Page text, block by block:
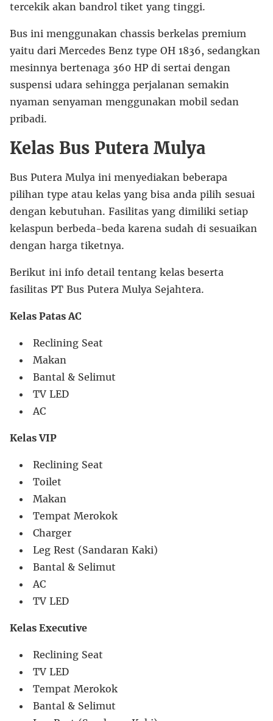
tercekik akan bandrol tiket yang tinggi.
Bus ini menggunakan chassis berkelas premium
yaitu dari Mercedes Benz type OH 1836, sedangkan
mesinnya bertenaga 360 HP di sertai dengan
suspensi udara sehingga perjalanan semakin
nyaman senyaman menggunakan mobil sedan
pribadi.
Kelas Bus Putera Mulya
Bus Putera Mulya ini menyediakan beberapa
pilihan type atau kelas yang bisa anda pilih sesuai
dengan kebutuhan. Fasilitas yang dimiliki setiap
kelaspun berbeda-beda karena sudah di sesuaikan
dengan harga tiketnya.
Berikut ini info detail tentang kelas beserta
fasilitas PT Bus Putera Mulya Sejahtera.
Kelas Patas AC
Reclining Seat
Makan
Bantal & Selimut
TV LED
AC
Kelas VIP
Reclining Seat
Toilet
Makan
Tempat Merokok
Charger
Leg Rest (Sandaran Kaki)
Bantal & Selimut
AC
TV LED
Kelas Executive
Reclining Seat
TV LED
Tempat Merokok
Bantal & Selimut